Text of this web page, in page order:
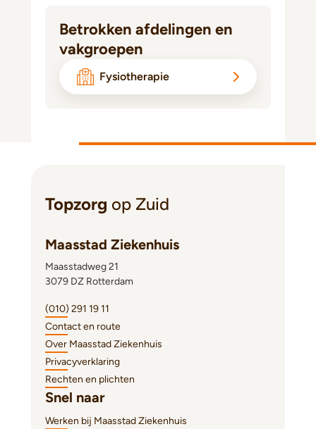
Betrokken afdelingen en
vakgroepen
Fysiotherapie
Topzorg op Zuid
Maasstad Ziekenhuis
Maasstadweg 21
3079 DZ Rotterdam
(010) 291 19 11
Contact en route
Over Maasstad Ziekenhuis
Privacyverklaring
Rechten en plichten
Snel naar
Werken bij Maasstad Ziekenhuis